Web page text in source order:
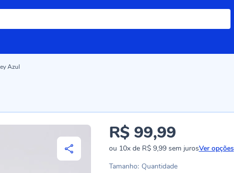
Azul
R$ 99,99
ou 10xde R$ 9,99sem jurosVer opções
Tamanho: Quantidade